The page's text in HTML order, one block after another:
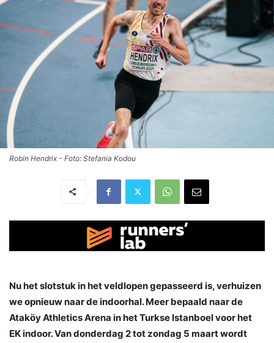
Robin Hendrix - Foto: Stefania Kodou
Nu het slotstuk in het veldlopen gepasseerd is, verhuizen
we opnieuw naar de indoorhal. Meer bepaald naar de
Ataköy Athletics Arena in het Turkse Istanboel voor het
EK indoor. Van donderdag 2 tot zondag 5 maart wordt